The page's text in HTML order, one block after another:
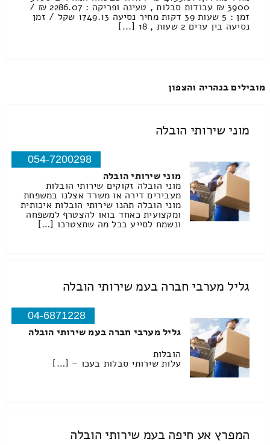
3900 ₪ עבודות סבלות , טעינה ופריקה : 2286.07 ₪ /
זמן : 5 שעות 39 דקות מחיר נסיעה 1749.13 שקל / זמן
נסיעה בין ערים 2 שעות , 18 [...]
מובילים בנהריה והצפון
מוני שירותי הובלה
054-7200298
מוני שירותי הובלה
מוני הובלה זקוקים שירותי הובלות
מעבירים דירה או משרד אצלנו במשפחת
מוני הובלה תהנו שירותי הובלות איכותית
ומקצועית כאחד בואו להצטרף למשפחה
ונשמח לסייע בכל מה שתצטרכו […]
גליל מערבי חברה בעמ שירותי הובלה
04-6871228
גליל מערבי חברה בעמ שירותי הובלה
הובלות
עלות שירותי סבלות בעכו – […]
המפרץ אע חיפה בעמ שירותי הובלה